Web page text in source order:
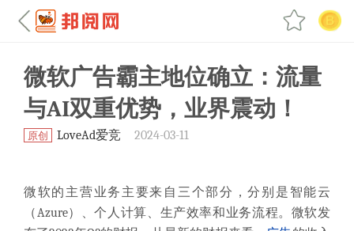
微软广告霸主地位确立：流量
与AI双重优势，业界震动！
原创 LoveAd爱竞 2024-03-11
微软的主营业务主要来自三个部分，分别是智能云
（Azure）、个人计算、生产效率和业务流程。 微软发